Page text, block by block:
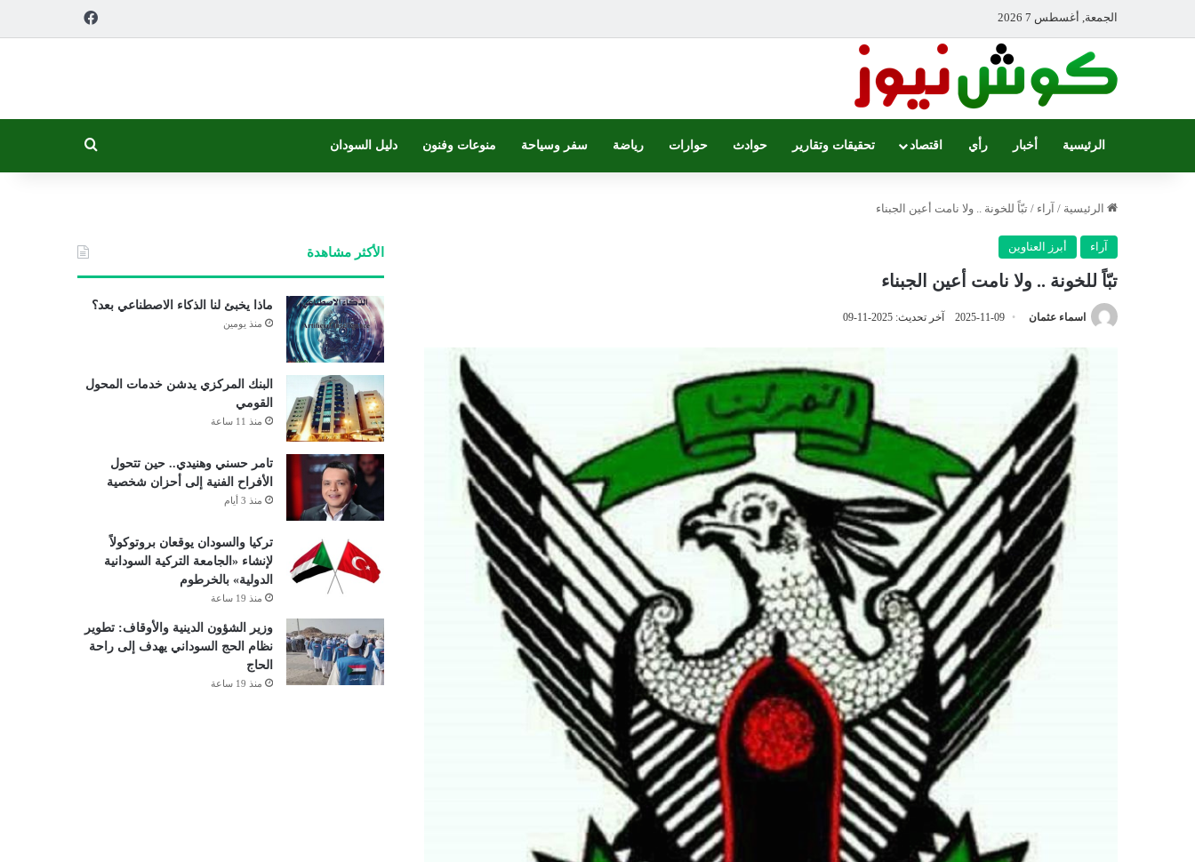
الجمعة, أغسطس 7 2026
الرئيسية أخبار رأي اقتصاد تحقيقات وتقارير حوادث حوارات رياضة سفر وسياحة منوعات وفنون دليل السودان
الرئيسية / آراء / تبّاً للخونة .. ولا نامت أعين الجبناء
آراء أبرز العناوين
تبّاً للخونة .. ولا نامت أعين الجبناء
اسماء عثمان 2025-11-09 آخر تحديث: 2025-11-09
الأكثر مشاهدة
ماذا يخبئ لنا الذكاء الاصطناعي بعد؟
منذ يومين
البنك المركزي يدشن خدمات المحول
القومي
منذ 11 ساعة
تامر حسني وهنيدي.. حين تتحول
الأفراح الفنية إلى أحزان شخصية
منذ 3 أيام
تركيا والسودان يوقعان بروتوكولاً
لإنشاء «الجامعة التركية السودانية
الدولية» بالخرطوم
منذ 19 ساعة
وزير الشؤون الدينية والأوقاف: تطوير
نظام الحج السوداني يهدف إلى راحة
الحاج
منذ 19 ساعة